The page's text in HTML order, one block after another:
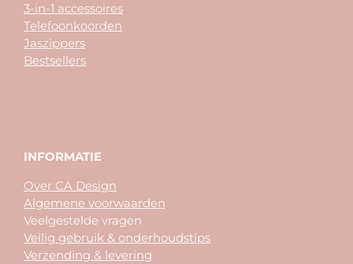
3-in-1 accessoires
Telefoonkoorden
Jaszippers
Bestsellers
INFORMATIE
Over CA Design
Algemene voorwaarden
Veelgestelde vragen
Veilig gebruik & onderhoudstips
Verzending & levering